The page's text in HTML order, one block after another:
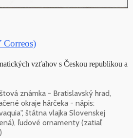
vzťahov s Českou republikou a
známka - Bratislavský hrad,
okraje hárčeka - nápis:
štátna vlajka Slovenskej
ľudové ornamenty (zatiaľ